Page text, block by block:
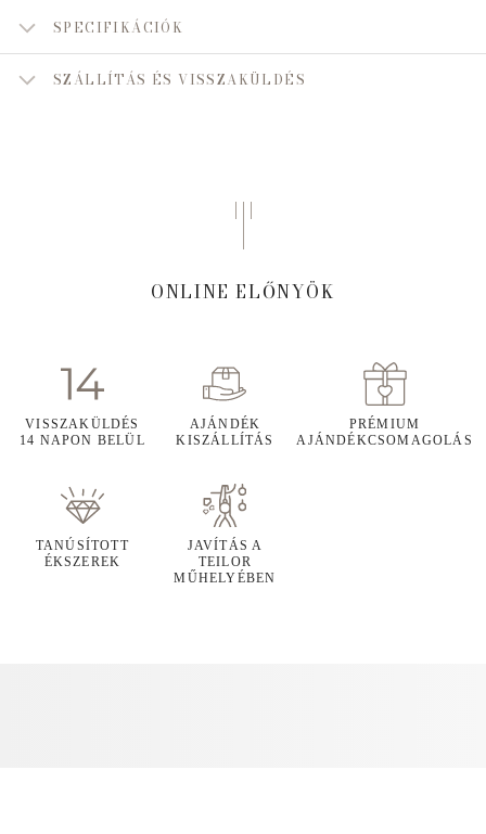
SPECIFIKÁCIÓK
SZÁLLÍTÁS ÉS VISSZAKÜLDÉS
ONLINE ELŐNYÖK
VISSZAKÜLDÉS
14 NAPON BELÜL
AJÁNDÉK
KISZÁLLÍTÁS
PRÉMIUM
AJÁNDÉKCSOMAGOLÁS
TANÚSÍTOTT
ÉKSZEREK
JAVÍTÁS A
TEILOR
MŰHELYÉBEN